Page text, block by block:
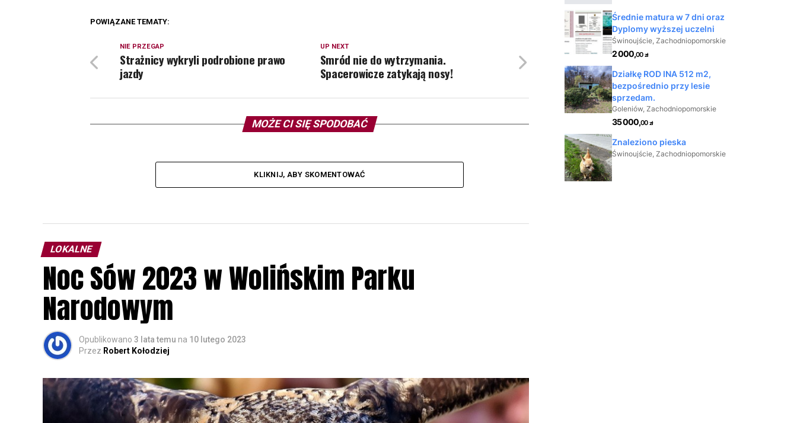
POWIĄZANE TEMATY:
UP NEXT
Smród nie do wytrzymania.
Spacerowicze zatykają nosy!
NIE PRZEGAP
Strażnicy wykryli podrobione prawo
jazdy
MOŻE CI SIĘ SPODOBAĆ
KLIKNIJ, ABY SKOMENTOWAĆ
LOKALNE
Noc Sów 2023 w Wolińskim Parku
Narodowym
Opublikowano 3 lata temu na 10 lutego 2023
Przez Robert Kołodziej